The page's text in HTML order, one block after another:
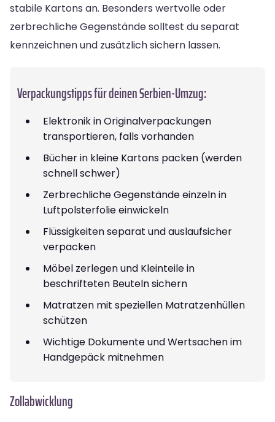
stabile Kartons an. Besonders wertvolle oder
zerbrechliche Gegenstände solltest du separat
kennzeichnen und zusätzlich sichern lassen.
Verpackungstipps für deinen Serbien-Umzug:
Elektronik in Originalverpackungen
transportieren, falls vorhanden
Bücher in kleine Kartons packen (werden
schnell schwer)
Zerbrechliche Gegenstände einzeln in
Luftpolsterfolie einwickeln
Flüssigkeiten separat und auslaufsicher
verpacken
Möbel zerlegen und Kleinteile in
beschrifteten Beuteln sichern
Matratzen mit speziellen Matratzenhüllen
schützen
Wichtige Dokumente und Wertsachen im
Handgepäck mitnehmen
Zollabwicklung